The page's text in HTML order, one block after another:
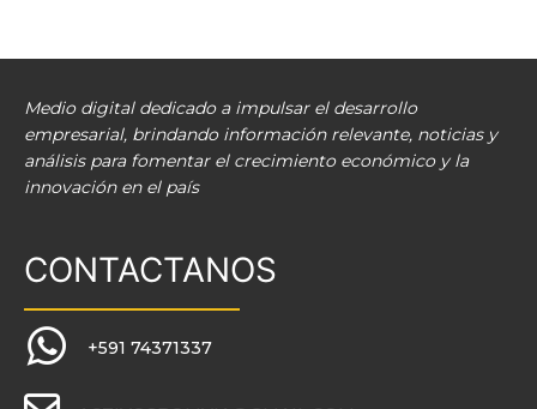
Medio digital dedicado a impulsar el desarrollo
empresarial, brindando información relevante, noticias y
análisis para fomentar el crecimiento económico y la
innovación en el país
CONTACTANOS
+591 74371337